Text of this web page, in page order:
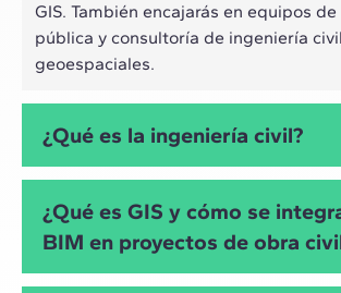
GIS. También encajarás en equipos
pública y consultoría de ingeniería
geoespaciales.
¿Qué es la ingeniería civil?
diseño, construcción y operación de
infraestructuras: carreteras, líneas
puentes/viaductos, obras hidráulicas
¿Qué es GIS y cómo se
BIM en proyectos de obra